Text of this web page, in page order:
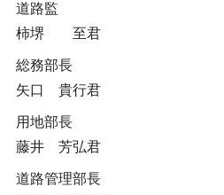
道路監
柿堺 至君
総務部長
矢口 貴行君
用地部長
藤井 芳弘君
道路管理部長